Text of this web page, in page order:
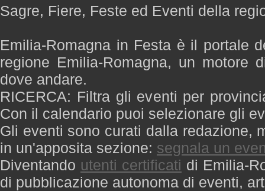
Sagre, Fiere, Feste ed Eventi della
Emilia-Romagna in Festa è il portale
regione Emilia-Romagna, un motore
dove andare.
RICERCA: Filtra gli eventi per
Con il calendario puoi selezionare gli
Gli eventi sono curati dalla redazione,
in un'apposita sezione: segnala un
Diventando utenti certificati di Emilia-
di pubblicazione autonoma di eventi,